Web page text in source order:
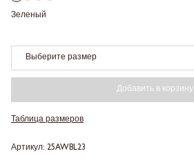
Зеленый
Выберите размер
Добавить в корзину
Таблица размеров
Артикул: 25AWBL23